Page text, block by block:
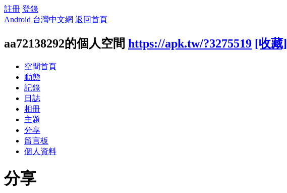
註冊 登錄
Android 台灣中文網 返回首頁
aa72138292的個人空間 https://apk.tw/?3275519 [收藏]
空間首頁
動態
記錄
日誌
相冊
主題
分享
留言板
個人資料
分享